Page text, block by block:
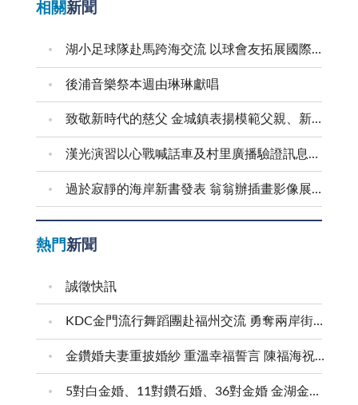
相關新聞
湖小足球隊赴馬跨海交流 以球會友拓展國際視野
後浦音樂祭本週由琳琳獻唱
致敬新時代的慈父 金城鎮表揚模範父親、新好爸爸
漢光演習以心戰喊話車及村里廣播驗證訊息傳遞效能
過於寂靜的海岸新書發表 翁翁辦插畫影像展和茶會
熱門新聞
誠徵快訊
KDC金門流行舞蹈團赴福州交流 勇奪兩岸街舞賽三等獎
金鑽婚夫妻重披婚紗 重溫幸福誓言 陳福海祝福牽手半世紀 情深相守成典範
5對白金婚、11對鑽石婚、36對金婚 金湖金沙夫妻共享榮耀時刻 陳福海表揚金鑽婚夫妻 向半世紀相守家庭典範致敬